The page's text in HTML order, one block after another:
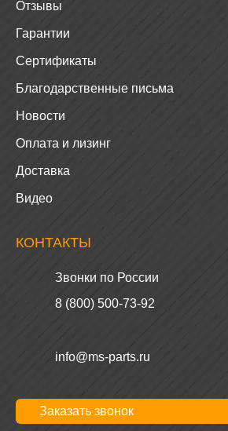
Отзывы
Гарантии
Сертификаты
Благодарственные письма
Новости
Оплата и лизинг
Доставка
Видео
КОНТАКТЫ
Звонки по России
8 (800) 500-73-92
info@ms-parts.ru
Заказать звонок